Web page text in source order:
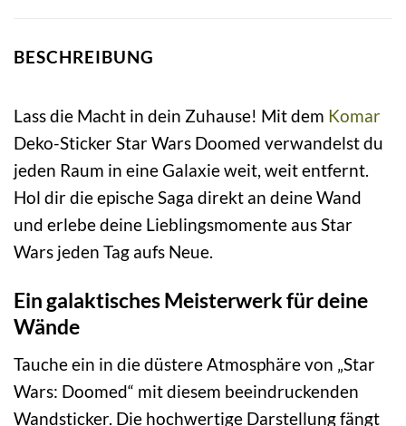
BESCHREIBUNG
Lass die Macht in dein Zuhause! Mit dem Komar
Deko-Sticker Star Wars Doomed verwandelst du
jeden Raum in eine Galaxie weit, weit entfernt.
Hol dir die epische Saga direkt an deine Wand
und erlebe deine Lieblingsmomente aus Star
Wars jeden Tag aufs Neue.
Ein galaktisches Meisterwerk für deine
Wände
Tauche ein in die düstere Atmosphäre von „Star
Wars: Doomed“ mit diesem beeindruckenden
Wandsticker. Die hochwertige Darstellung fängt